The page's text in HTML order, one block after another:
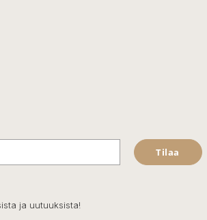
Tilaa
ja uutuuksista!